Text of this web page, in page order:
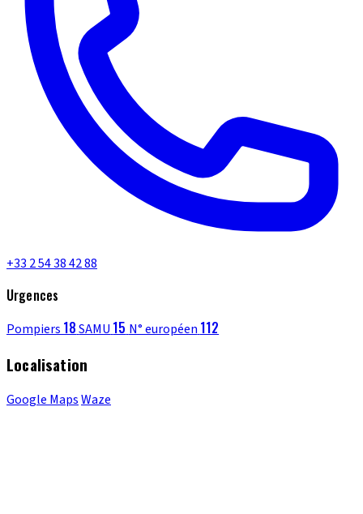
+33 2 54 38 42 88
Urgences
Pompiers 18SAMU 15 N° européen 112
Localisation
Google MapsWaze